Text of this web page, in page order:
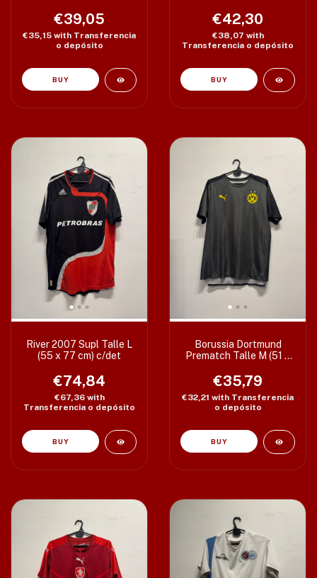
€39,05
€35,15 with Transferencia
o depósito
€42,30
€38,07 with
Transferencia o depósito
River 2007 Supl Talle L
(55 x 77 cm) c/det
€74,84
€67,36 with
Transferencia o depósito
Borussia Dortmund
Prematch Talle M (51 x
€35,79
€32,21 with Transferencia
o depósito